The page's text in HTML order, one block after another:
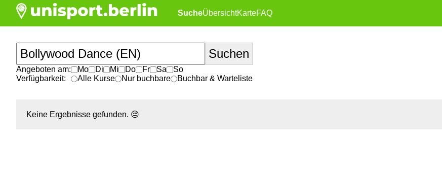
SucheÜbersichtKarteFAQ
Angeboten am: Mo Di Mi Do Fr Sa
So
Verfügbarkeit:
Alle Kurse Nur buchbare Buchbar & Warteliste
Keine Ergebnisse gefunden. 😔